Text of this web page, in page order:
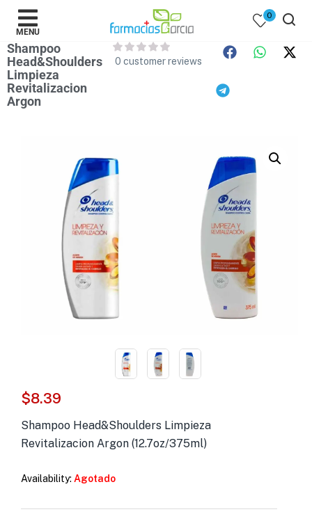
MENU
0
Shampoo
Head&Shoulders
Limpieza
Revitalizacion
Argon
0 customer reviews
$8.39
Shampoo Head&Shoulders Limpieza
Revitalizacion Argon (12.7oz/375ml)
Availability: Agotado